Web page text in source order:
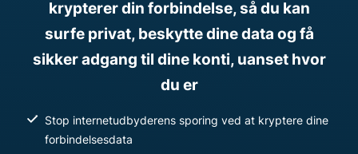
krypterer din forbindelse, så du kan
surfe privat, beskytte dine data og få
sikker adgang til dine konti, uanset hvor
du er
Stop internetudbyderens sporing ved at kryptere dine
forbindelsesdata